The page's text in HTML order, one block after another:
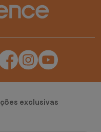
exclusivas